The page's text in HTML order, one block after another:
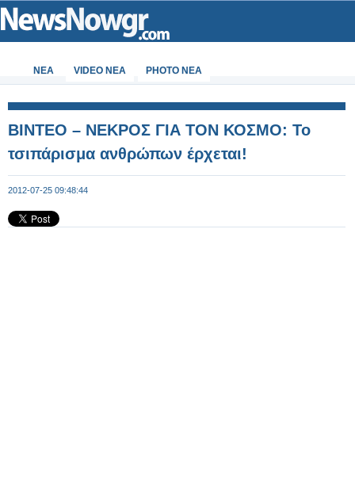
ΝΕΑ VIDEO NEA PHOTO NEA
ΒΙΝΤΕΟ – ΝΕΚΡΟΣ ΓΙΑ ΤΟΝ ΚΟΣΜΟ: Το
τσιπάρισμα ανθρώπων έρχεται!
2012-07-25 09:48:44